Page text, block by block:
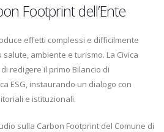
Footprint dell’Ente
effetti complessi e difficilmente
ambiente e turismo. La Civica
redigere il primo Bilancio di
ESG, instaurando un dialogo con
e istituzionali.
sulla Carbon Footprint del Comune di